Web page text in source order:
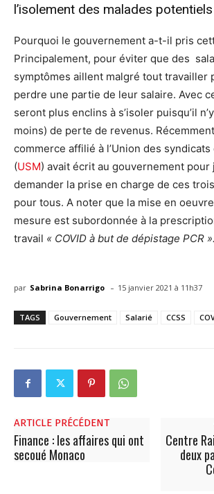
l’isolement des malades potentiels
Pourquoi le gouvernement a-t-il pris
Principalement, pour éviter que des
symptômes aillent malgré tout travailler
perdre une partie de leur salaire. Avec
seront plus enclins à s’isoler puisqu’il
moins) de perte de revenus.
commerce affilié à l’Union des syndicats
(USM) avait écrit au gouvernement pour
demander la prise en charge de ces
pour tous. A noter que la mise en
mesure est subordonnée à la
travail « COVID à but de dépistage PCR ».
par Sabrina Bonarrigo - 15 janvier 2021 à 11h37
TAGS Gouvernement Salarié CCSS
ARTICLE PRÉCÉDENT
Finance : les affaires qui ont
secoué Monaco
Centre
deux